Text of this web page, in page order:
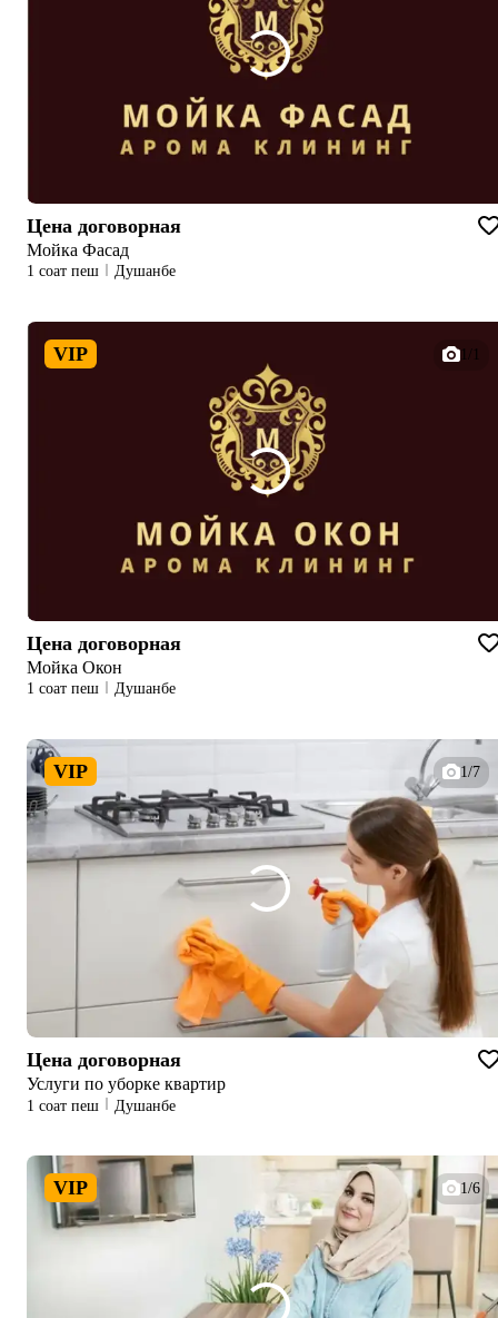
Цена договорная
Мойка Фасад
1 соат пеш Душанбе
VIP 1/1
Цена договорная
Мойка Окон
1 соат пеш Душанбе
VIP 1/7
Цена договорная
Услуги по уборке квартир
1 соат пеш Душанбе
VIP 1/6